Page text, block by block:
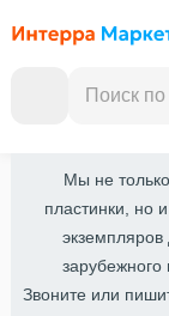
Мы не
пластинки, но
экземпляров
зарубежного
Звоните или